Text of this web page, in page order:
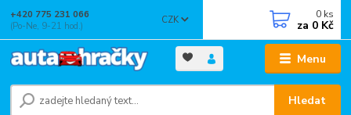
Menu
CZK
Hledat
+420 775 231 066
(Po-Ne, 9-21 hod.)
0 ks
za 0 Kč